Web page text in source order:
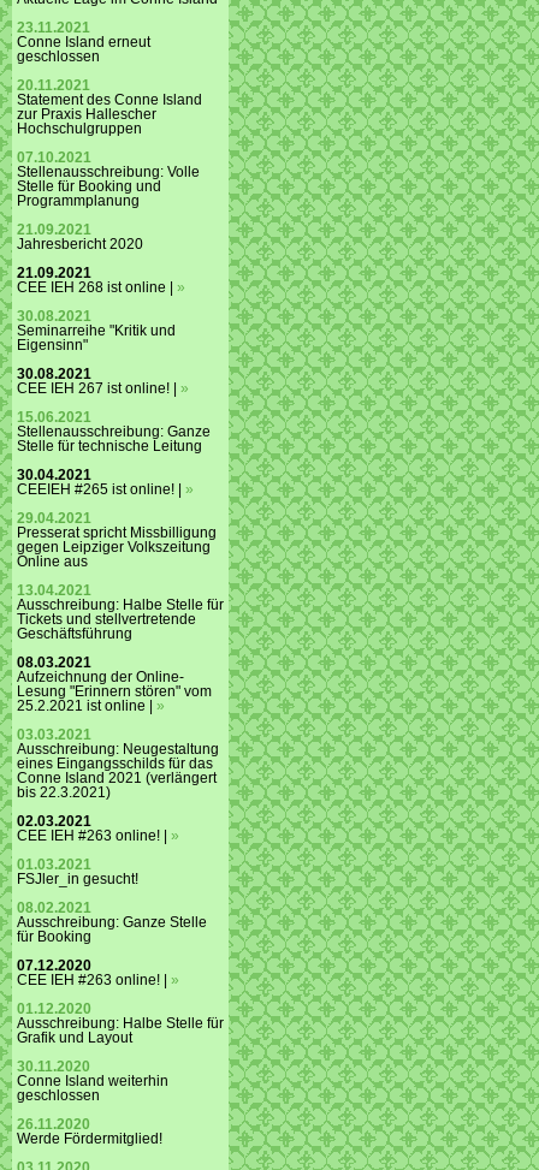
23.11.2021
Conne Island erneut
geschlossen
20.11.2021
Statement des Conne Island
zur Praxis Hallescher
Hochschulgruppen
07.10.2021
Stellenausschreibung: Volle
Stelle für Booking und
Programmplanung
21.09.2021
Jahresbericht 2020
21.09.2021
CEE IEH 268 ist online | »
30.08.2021
Seminarreihe "Kritik und
Eigensinn"
30.08.2021
CEE IEH 267 ist online! | »
15.06.2021
Stellenausschreibung: Ganze
Stelle für technische Leitung
30.04.2021
CEEIEH #265 ist online! | »
29.04.2021
Presserat spricht Missbilligung
gegen Leipziger Volkszeitung
Online aus
13.04.2021
Ausschreibung: Halbe Stelle für
Tickets und stellvertretende
Geschäftsführung
08.03.2021
Aufzeichnung der Online-
Lesung "Erinnern stören" vom
25.2.2021 ist online | »
03.03.2021
Ausschreibung: Neugestaltung
eines Eingangsschilds für das
Conne Island 2021 (verlängert
bis 22.3.2021)
02.03.2021
CEE IEH #263 online! | »
01.03.2021
FSJler_in gesucht!
08.02.2021
Ausschreibung: Ganze Stelle
für Booking
07.12.2020
CEE IEH #263 online! | »
01.12.2020
Ausschreibung: Halbe Stelle für
Grafik und Layout
30.11.2020
Conne Island weiterhin
geschlossen
26.11.2020
Werde Fördermitglied!